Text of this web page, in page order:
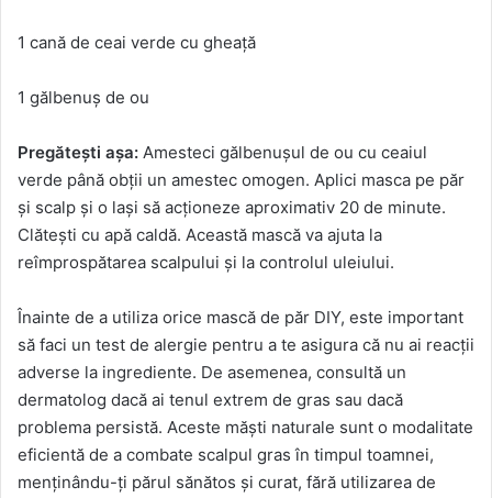
1 cană de ceai verde cu gheață
1 gălbenuș de ou
Pregătești așa: Amesteci gălbenușul de ou cu ceaiul
verde până obții un amestec omogen. Aplici masca pe păr
și scalp și o lași să acționeze aproximativ 20 de minute.
Clătești cu apă caldă. Această mască va ajuta la
reîmprospătarea scalpului și la controlul uleiului.
Înainte de a utiliza orice mască de păr DIY, este important
să faci un test de alergie pentru a te asigura că nu ai reacții
adverse la ingrediente. De asemenea, consultă un
dermatolog dacă ai tenul extrem de gras sau dacă
problema persistă. Aceste măști naturale sunt o modalitate
eficientă de a combate scalpul gras în timpul toamnei,
menținându-ți părul sănătos și curat, fără utilizarea de